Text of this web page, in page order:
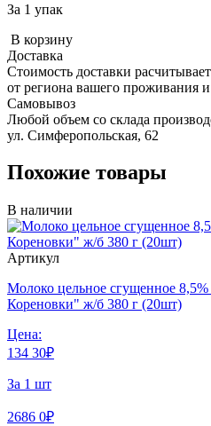
За 1 упак
В корзину
Доставка
Стоимость доставки
от региона вашего проживания и
Самовывоз
Любой объем со склада
ул. Симферопольская, 62
Похожие товары
В наличии
Артикул
Молоко цельное сгущенное
Кореновки" ж/б 380 г (20шт)
Цена:
134 30₽
За 1 шт
2686 0₽